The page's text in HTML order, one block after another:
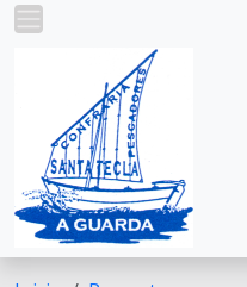
Pasar al contenido principal